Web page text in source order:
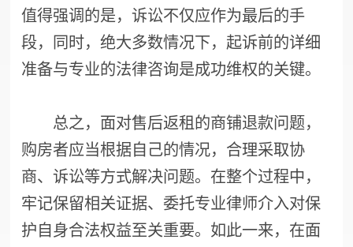
值得强调的是，诉讼不仅应作为最后的手
段，同时，绝大多数情况下，起诉前的详细
准备与专业的法律咨询是成功维权的关键。
总之，面对售后返租的商铺退款问题，
购房者应当根据自己的情况，合理采取协
商、诉讼等方式解决问题。在整个过程中，
牢记保留相关证据、委托专业律师介入对保
护自身合法权益至关重要。如此一来，在面